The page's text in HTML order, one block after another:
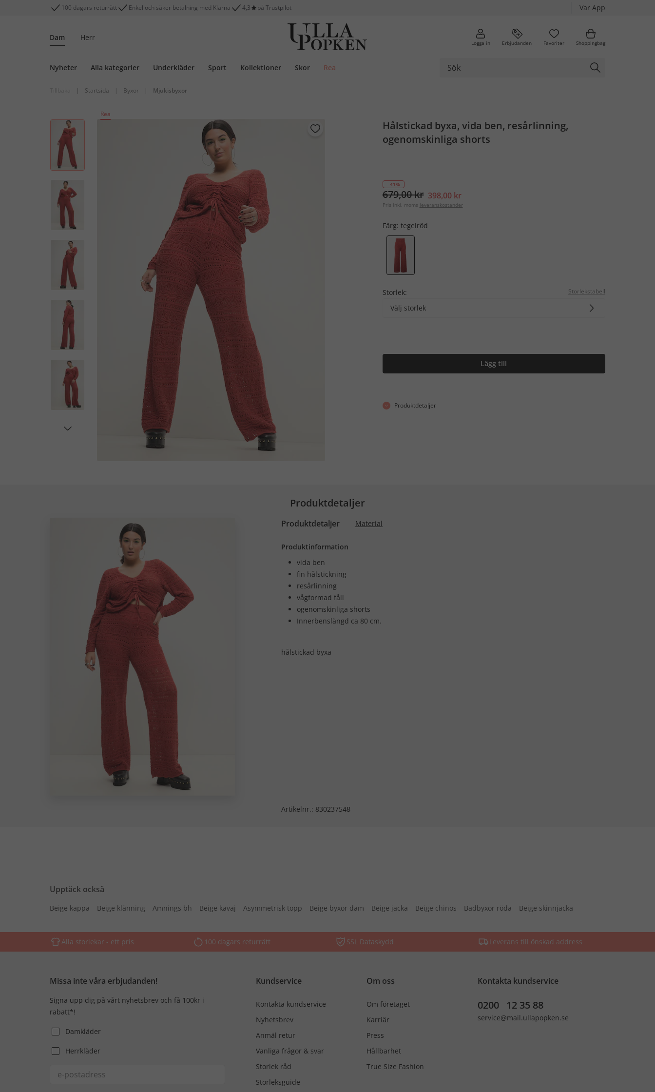
100 dagars returrätt Enkel och säker betalning med Klarna 4,3 på Trustpilot Var App
Dam Herr
Logga in Erbjudanden Favoriter Shoppingbag
Nyheter Alla kategorier Underkläder Sport Kollektioner Skor Rea
| Startsida | Byxor | Mjukisbyxor
Rea
Hålstickad byxa, vida ben, resårlinning,
ogenomskinliga shorts
- 41%
679,00 kr 398,00 kr
Pris inkl. moms leveranskostander
Färg: tegelröd
Storlek: Storlekstabell
Välj storlek
Lägg till
Produktdetaljer
Produktdetaljer
Produktdetaljer Material
Produktinformation
vida ben
fin hålstickning
resårlinning
vågformad fåll
ogenomskinliga shorts
Innerbenslängd ca 80 cm.
hålstickad byxa
Artikelnr.: 830237548
Upptäck också
Beige kappa Beige klänning Amnings bh Beige kavaj Asymmetrisk topp Beige byxor dam Beige jacka Beige chinos Badbyxor röda Beige skinnjacka
Alla storlekar - ett pris 100 dagars returrätt SSL Dataskydd Leverans till önskad address
Missa inte våra erbjudanden!
Signa upp dig på vårt nyhetsbrev och få 100kr i
rabatt*!
Damkläder
Herrkläder
Kundservice
Kontakta kundservice
Nyhetsbrev
Anmäl retur
Vanliga frågor & svar
Storlek råd
Storleksguide
Om oss
Om företaget
Karriär
Press
Hållbarhet
True Size Fashion
Kontakta kundservice
0200 12 35 88
service@mail.ullapopken.se